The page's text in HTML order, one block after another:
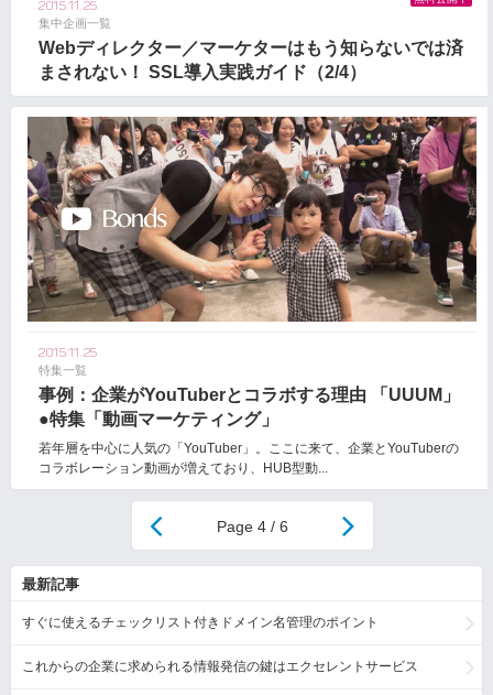
2015.11.25
集中企画一覧
Webディレクター／マーケターはもう知らないでは済
まされない！ SSL導入実践ガイド（2/4）
2015.11.25
特集一覧
事例：企業がYouTuberとコラボする理由 「UUUM」
●特集「動画マーケティング」
若年層を中心に人気の「YouTuber」。ここに来て、企業とYouTuberの
コラボレーション動画が増えており、HUB型動...
4 / 6
最新記事
すぐに使えるチェックリスト付きドメイン名管理のポイント
これからの企業に求められる情報発信の鍵はエクセレントサービス